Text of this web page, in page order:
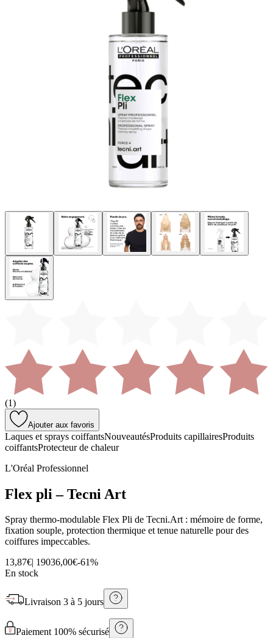
(1)
Ajouter aux favoris
Laques et sprays coiffantsNouveautésProduits capillairesProduits
coiffantsProtecteur de chaleur
L'Oréal Professionnel
Flex pli – Tecni Art
Spray thermo-modulable Flex Pli de Tecni.Art : mémoire de forme,
fixation souple, protection thermique et tenue naturelle pour des
coiffures impeccables.
13,87€| 19036,00€-61%
En stock
Livraison 3 à 5 jours
Paiement 100% sécurisé